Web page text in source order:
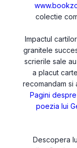
colectie
Impactul
granitele
scrierile sale
a placut
recomandam si
Pagini
poezia lui
Descopera